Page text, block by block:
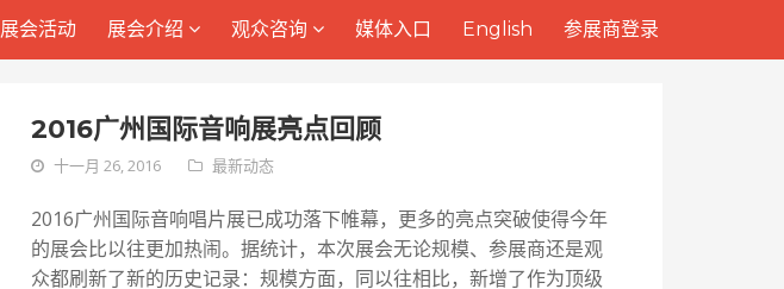
展会活动 展会介绍 观众咨询 媒体入口 English 参展商登录
2016广州国际音响展亮点回顾
十一月 26, 2016 最新动态
2016广州国际音响唱片展已成功落下帷幕，更多的亮点突破使得今年
的展会比以往更加热闹。据统计，本次展会无论规模、参展商还是观
众都刷新了新的历史记录：规模方面，同以往相比，新增了作为顶级
展会活动 展会介绍 观众咨询 媒体入口 English 参展商登录